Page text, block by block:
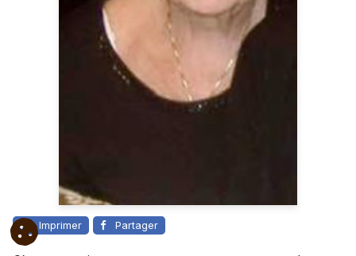
Imprimer Partager